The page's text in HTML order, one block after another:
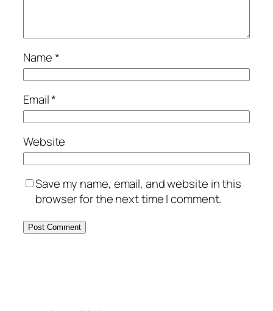
Name*
Email*
Website
Save my name, email, and website in this
browser for the next time I comment.